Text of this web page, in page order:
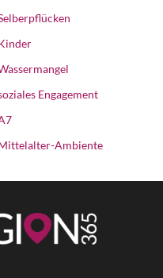
Engagement
Ambiente